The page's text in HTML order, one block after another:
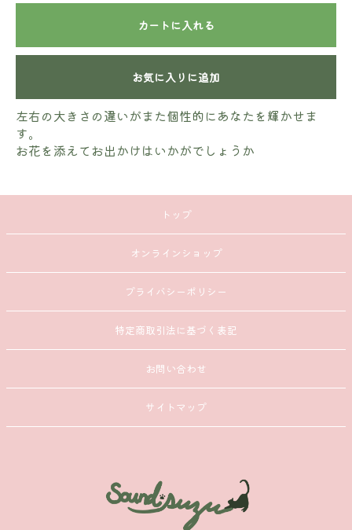
カートに入れる
お気に入りに追加
左右の大きさの違いがまた個性的にあなたを輝かせま
す。
お花を添えてお出かけはいかがでしょうか
トップ
オンラインショップ
プライバシーポリシー
特定商取引法に基づく表記
お問い合わせ
サイトマップ